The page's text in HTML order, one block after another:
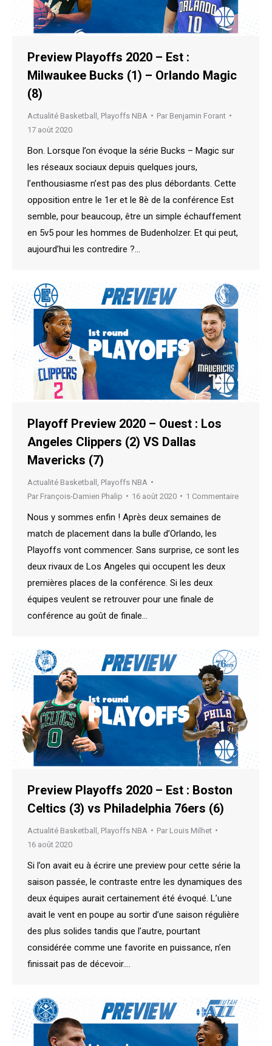
Preview Playoffs 2020 – Est :
Milwaukee Bucks (1) – Orlando Magic
(8)
Actualité Basketball Playoffs NBA Par Benjamin Forant
17 août 2020
Bon. Lorsque l’on évoque la série Bucks – Magic sur
les réseaux sociaux depuis quelques jours,
l’enthousiasme n’est pas des plus débordants. Cette
opposition entre le 1er et le 8è de la conférence Est
semble, pour beaucoup, être un simple échauffement
en 5v5 pour les hommes de Budenholzer. Et qui peut,
aujourd’hui les contredire ?…
Playoff Preview 2020 – Ouest : Los
Angeles Clippers (2) VS Dallas
Mavericks (7)
Actualité Basketball
Playoffs NBA
Par François-Damien Phalip 16 août 2020 1 Commentaire
Nous y sommes enfin ! Après deux semaines de
match de placement dans la bulle d’Orlando, les
Playoffs vont commencer. Sans surprise, ce sont les
deux rivaux de Los Angeles qui occupent les deux
premières places de la conférence. Si les deux
équipes veulent se retrouver pour une finale de
conférence au goût de finale…
Preview Playoffs 2020 – Est : Boston
Celtics (3) vs Philadelphia 76ers (6)
Actualité Basketball Playoffs NBA Par Louis Milhet
16 août 2020
Si l’on avait eu à écrire une preview pour cette série la
saison passée, le contraste entre les dynamiques des
deux équipes aurait certainement été évoqué. L’une
avait le vent en poupe au sortir d’une saison régulière
des plus solides tandis que l’autre, pourtant
considérée comme une favorite en puissance, n’en
finissait pas de décevoir.…